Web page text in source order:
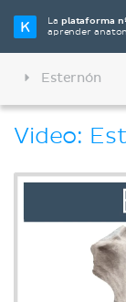
Laplataforma
aprender
Esternón
Video: